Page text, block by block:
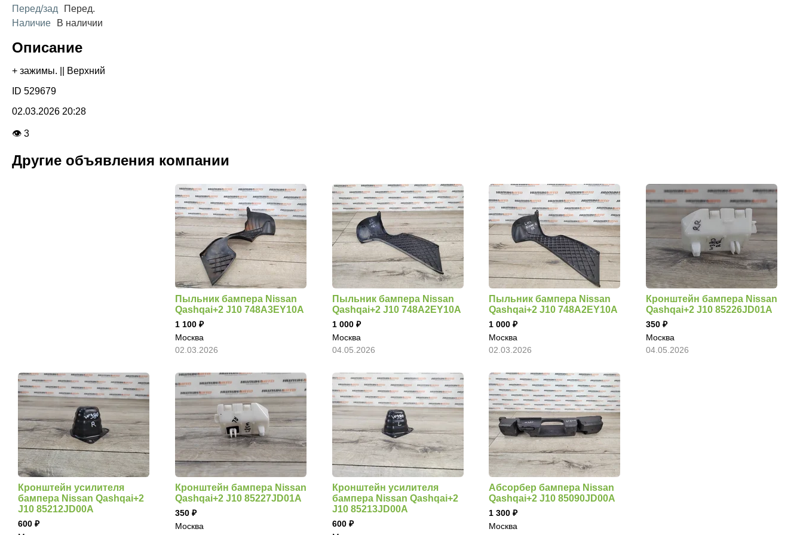
Перед/зад
Перед.
Наличие
В наличии
Описание
+ зажимы. || Верхний
ID 529679
02.03.2026 20:28
👁 3
Другие объявления компании
Пыльник бампера Nissan
Qashqai+2 J10 748A3EY10A
1 100
Москва
02.03.2026
Пыльник бампера Nissan
Qashqai+2 J10 748A2EY10A
1 000
Москва
04.05.2026
Пыльник бампера Nissan
Qashqai+2 J10 748A2EY10A
1 000
Москва
02.03.2026
Кронштейн бампера Nissan
Qashqai+2 J10 85226JD01A
350
Москва
04.05.2026
Кронштейн усилителя
бампера Nissan Qashqai+2
J10 85212JD00A
600
Кронштейн бампера Nissan
Qashqai+2 J10 85227JD01A
350
Москва
Кронштейн усилителя
бампера Nissan Qashqai+2
J10 85213JD00A
600
Абсорбер бампера Nissan
Qashqai+2 J10 85090JD00A
1 300
Москва